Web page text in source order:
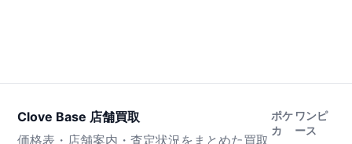
Clove Base 店舗買取
価格表・店舗案内・査定状況をまとめた買取
ポケ
カ
ワンピ
ース